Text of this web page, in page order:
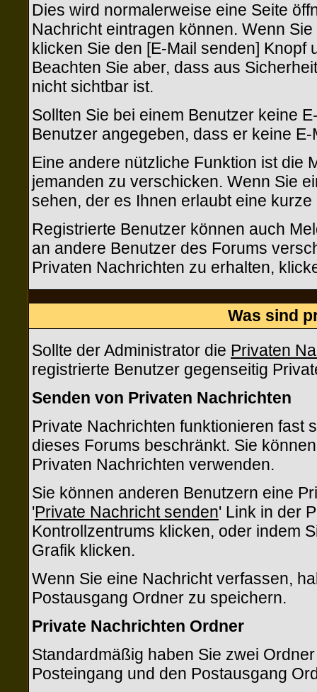
Dies wird normalerweise eine Seite
Nachricht eintragen können. Wenn
klicken Sie den [E-Mail senden]
Beachten Sie aber, dass aus
nicht sichtbar ist.
Sollten Sie bei einem Benutzer keine
Benutzer angegeben, dass er keine
Eine andere nützliche Funktion ist die
jemanden zu verschicken. Wenn Sie
sehen, der es Ihnen erlaubt eine
Registrierte Benutzer können auch
an andere Benutzer des Forums
Privaten Nachrichten zu erhalten,
Was sind
Sollte der Administrator die Privaten
registrierte Benutzer gegenseitig
Senden von Privaten Nachrichten
Private Nachrichten funktionieren fast
dieses Forums beschränkt. Sie
Privaten Nachrichten verwenden.
Sie können anderen Benutzern eine
'Private Nachricht senden' Link in der
Kontrollzentrums klicken, oder indem
Grafik klicken.
Wenn Sie eine Nachricht verfassen,
Postausgang Ordner zu speichern.
Private Nachrichten Ordner
Standardmäßig haben Sie zwei
Posteingang und den Postausgang